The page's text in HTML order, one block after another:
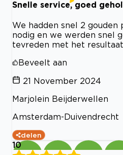
Snelle service, goed
We hadden snel 2
nodig en we werden snel
tevreden met het
Beveelt aan
21 November 2024
Marjolein Beijderwellen
Amsterdam-Duivendrecht
delen
10